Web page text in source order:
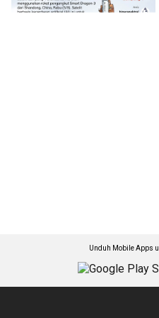
Unduh Mobile Apps